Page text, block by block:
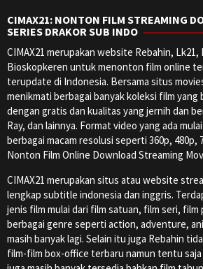
CIMAX21: NONTON FILM STREAMING
SERIES DRAKOR SUB INDO
CIMAX21 merupakan website Rebahin, Lk21,
Bioskopkeren untuk menonton film online
terupdate di Indonesia. Bersama situs
menikmati berbagai banyak koleksi film yang
dengan gratis dan kualitas yang jernih dan
Ray, dan lainnya. Format video yang ada
berbagai macam resolusi seperti 360p, 480p,
Nonton Film Online Download Streaming
CIMAX21 merupakan situs atau website
lengkap subtitle indonesia dan inggris.
jenis film mulai dari film satuan, film seri, film
berbagai genre seperti action, adventure,
masih banyak lagi. Selain itu juga Rebahin
film-film box-office terbaru namun tentu saja